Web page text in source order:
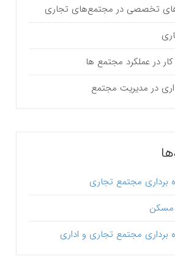
تخصصی در مجتمع‌های تجاری
در عملکرد مجتمع ها
در مدیریت مجتمع
برداری مجتمع تجاری
مسکن
برداری مجتمع تجاری و اداری